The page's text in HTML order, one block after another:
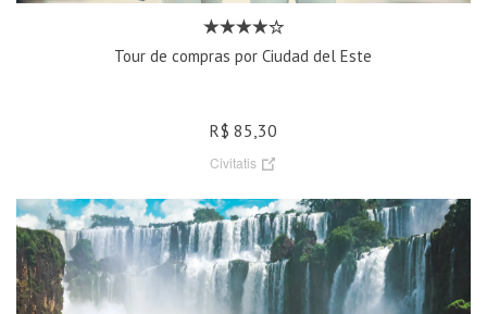
Tour de compras por Ciudad del Este
R$ 85,30
Civitatis